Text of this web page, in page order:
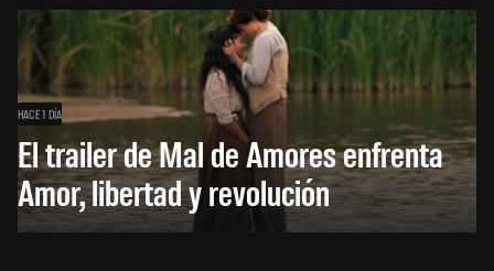
HACE 1 DÍA
El trailer de Mal de Amores enfrenta
Amor, libertad y revolución